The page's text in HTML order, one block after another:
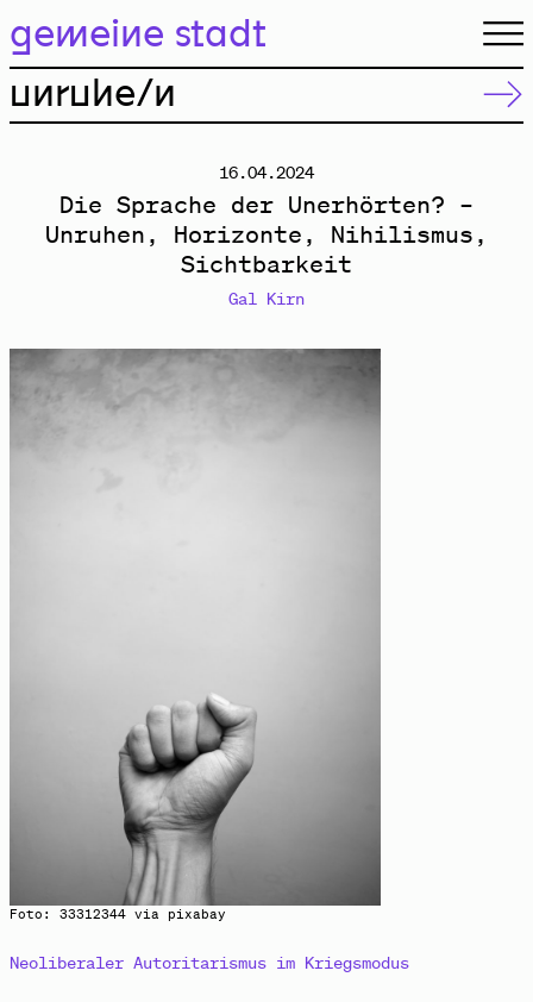
gemeine stadt.
gemeine stadt
unruhe/n
16.04.2024
Die Sprache der Unerhörten? –
Unruhen, Horizonte, Nihilismus,
Sichtbarkeit
Gal Kirn
Neoliberaler Autoritarismus im Kriegsmodus
Foto: 33312344 via pixabay